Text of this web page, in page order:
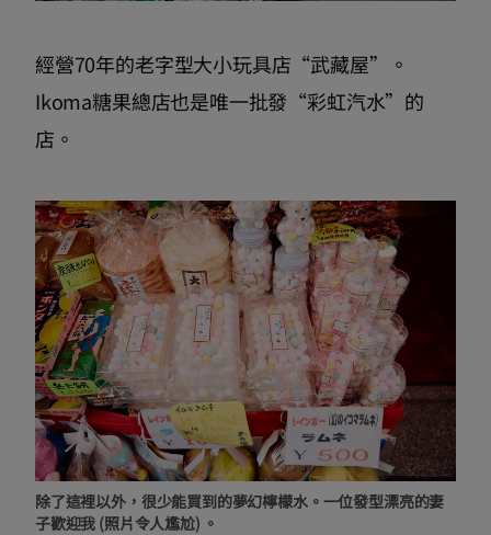
經營70年的老字型大小玩具店“武藏屋”。
Ikoma糖果總店也是唯一批發“彩虹汽水”的
店。
除了這裡以外，很少能買到的夢幻檸檬水。一位發型漂亮的妻
子歡迎我 (照片令人尷尬) 。